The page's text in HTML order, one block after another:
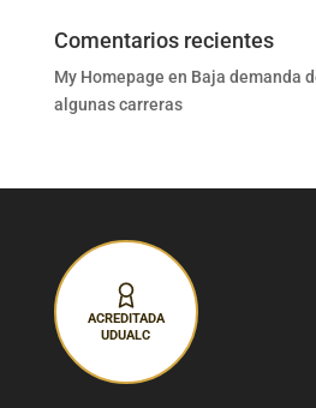
Comentarios recientes
My Homepage en Baja demanda
algunas carreras
ACREDITADA
UDUALC